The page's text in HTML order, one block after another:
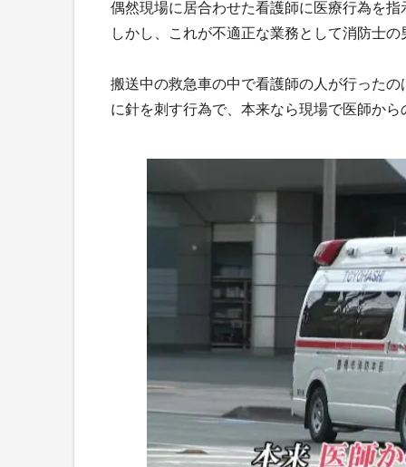
偶然現場に居合わせた看護師に医療行為を
しかし、これが不適正な業務として消防士
搬送中の救急車の中で看護師の人が行った
に針を刺す行為で、本来なら現場で医師か